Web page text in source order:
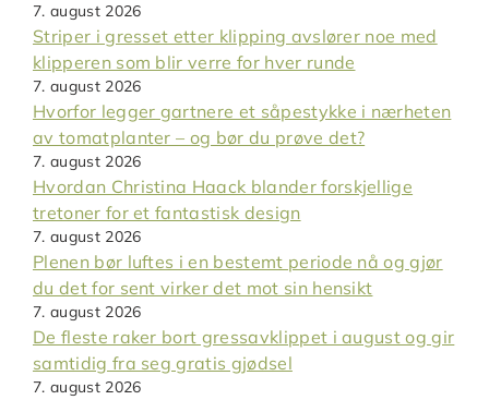
7. august 2026
Striper i gresset etter klipping avslører noe med
klipperen som blir verre for hver runde
7. august 2026
Hvorfor legger gartnere et såpestykke i nærheten
av tomatplanter – og bør du prøve det?
7. august 2026
Hvordan Christina Haack blander forskjellige
tretoner for et fantastisk design
7. august 2026
Plenen bør luftes i en bestemt periode nå og gjør
du det for sent virker det mot sin hensikt
7. august 2026
De fleste raker bort gressavklippet i august og gir
samtidig fra seg gratis gjødsel
7. august 2026